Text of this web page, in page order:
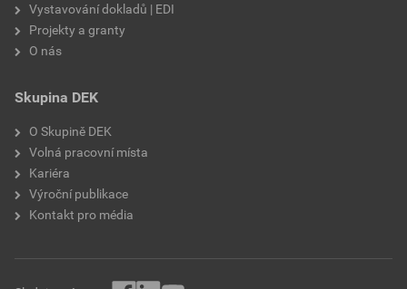
Vystavování dokladů | EDI
Projekty a granty
O nás
Skupina DEK
O Skupině DEK
Volná pracovní místa
Kariéra
Výroční publikace
Kontakt pro média